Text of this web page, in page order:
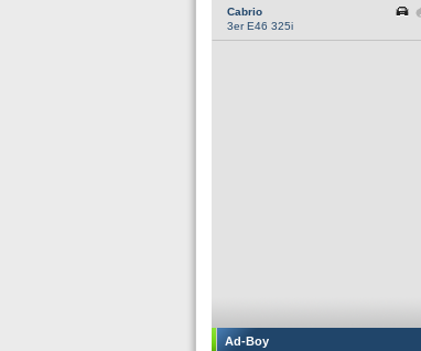
Cabrio
3er E46 325i
Ad-Boy